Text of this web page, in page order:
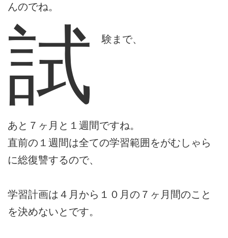
んのでね。
試 験まで、
あと７ヶ月と１週間ですね。
直前の１週間は全ての学習範囲をがむしゃら
に総復讐するので、
学習計画は４月から１０月の７ヶ月間のこと
を決めないとです。